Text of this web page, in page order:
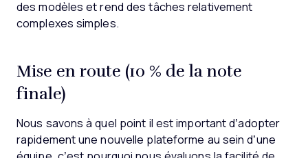
des modèles et rend des tâches relativement
complexes simples.
Mise en route (10 % de la note
finale)
Nous savons à quel point il est important d’adopter
rapidement une nouvelle plateforme au sein d’une